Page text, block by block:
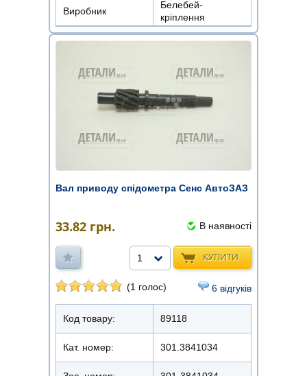
Виробник
Белебей-
кріплення
Вал приводу спідометра Сенс АвтоЗАЗ
33.82 грн. В наявності
КУПИТИ
1
(1 голос) 6 відгуків
Код товару: 89118
Кат. номер: 301.3841034